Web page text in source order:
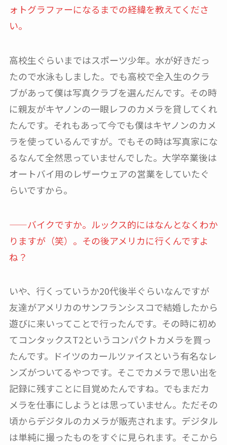
ォトグラファーになるまでの経緯を教えてくださ
い。
高校生ぐらいまではスポーツ少年。水が好きだっ
たので水泳もしました。でも高校で全入生のクラ
ブがあって僕は写真クラブを選んだんです。その時
に親友がキヤノンの一眼レフのカメラを貸してくれ
たんです。それもあって今でも僕はキヤノンのカメ
ラを使っているんですが。でもその時は写真家にな
るなんて全然思っていませんでした。大学卒業後は
オートバイ用のレザーウェアの営業をしていたぐ
らいですから。
——バイクですか。ルックス的にはなんとなくわか
りますが（笑）。その後アメリカに行くんですよ
ね？
いや、行くっていうか20代後半ぐらいなんですが
友達がアメリカのサンフランシスコで結婚したから
遊びに来いってことで行ったんです。その時に初め
てコンタックスT2というコンパクトカメラを買っ
たんです。ドイツのカールツァイスという有名なレ
ンズがついてるやつです。そこでカメラで思い出を
記録に残すことに目覚めたんですね。でもまだカ
メラを仕事にしようとは思っていません。ただその
頃からデジタルのカメラが販売されます。デジタル
は単純に撮ったものをすぐに見られます。そこから